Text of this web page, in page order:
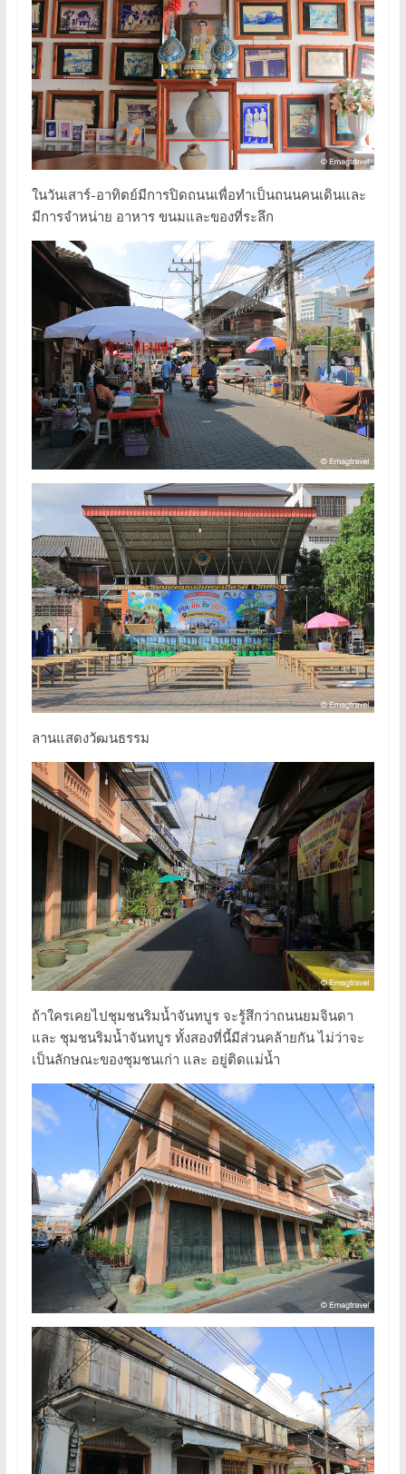
ในวันเสาร์-อาทิตย์มีการปิดถนนเพื่อทำเป็นถนนคนเดินและ
มีการจำหน่าย อาหาร ขนมและของที่ระลึก
ลานแสดงวัฒนธรรม
ถ้าใครเคยไปชุมชนริมน้ำจันทบูร จะรู้สึกว่าถนนยมจินดา
และ ชุมชนริมน้ำจันทบูร ทั้งสองที่นี้มีส่วนคล้ายกัน ไม่ว่าจะ
เป็นลักษณะของชุมชนเก่า และ อยู่ติดแม่น้ำ